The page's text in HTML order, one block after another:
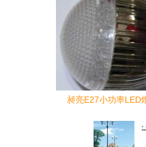
昶亮E27小功率LED